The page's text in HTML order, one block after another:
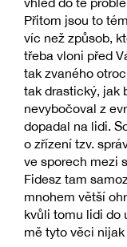
Přitom jsou to
víc než způsob,
třeba vloni před
tak zvaného
tak drastický, jak
nevybočoval z
dopadal na lidi.
o zřízení tzv.
ve sporech mezi
Fidesz tam
mnohem větší
kvůli tomu lidi do
mě tyto věci